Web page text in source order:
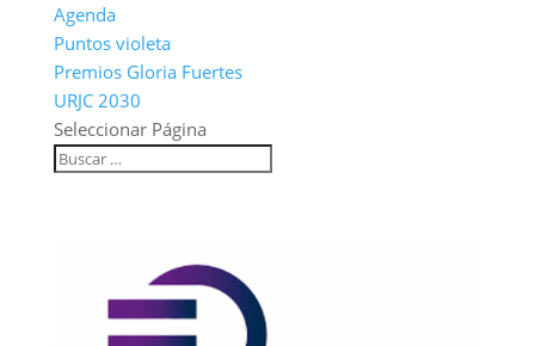
Agenda
Puntos violeta
Premios Gloria Fuertes
URJC 2030
Seleccionar Página